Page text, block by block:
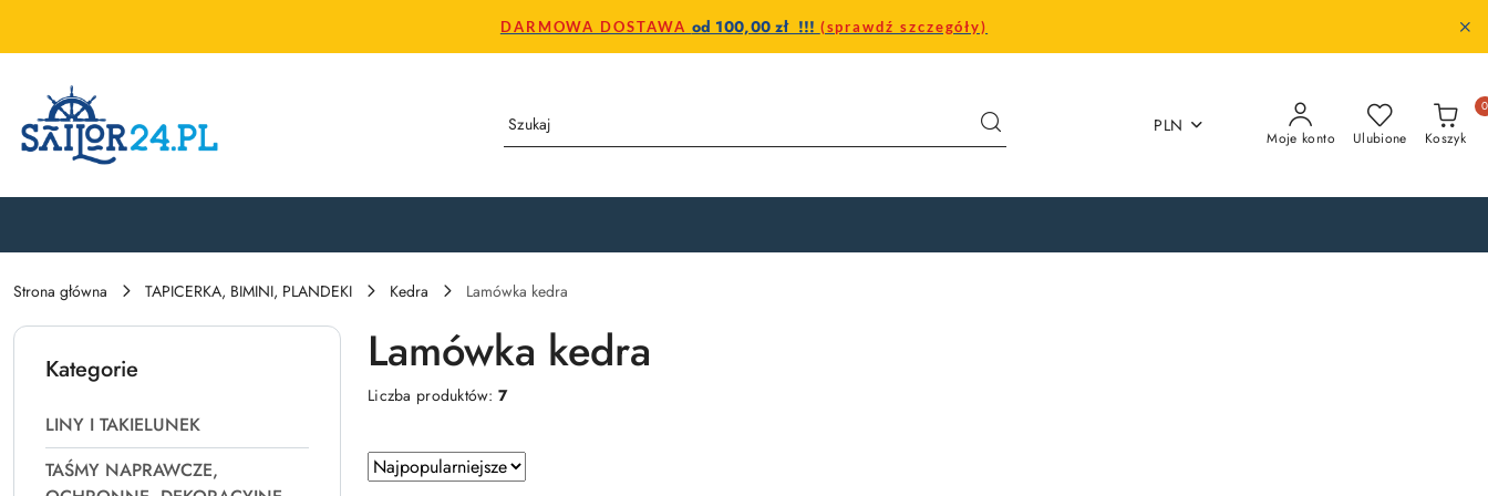
DARMOWA DOSTAWA od 100,00 zł !!! (sprawdź szczegóły)
PLN
Moje konto Ulubione Koszyk
0
Strona główna TAPICERKA, BIMINI, PLANDEKI Kedra Lamówka kedra
Kategorie
LINY I TAKIELUNEK
TAŚMY NAPRAWCZE,
Lamówka kedra
Liczba produktów:7
Zastosowano
sortowanie:
Sortuj
według